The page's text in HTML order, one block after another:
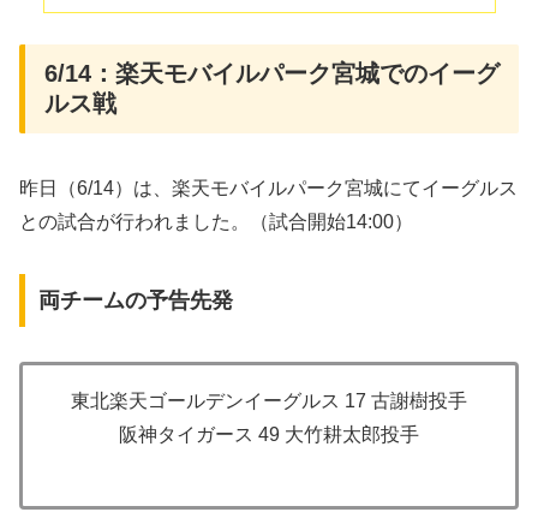
6/14：楽天モバイルパーク宮城でのイーグ
ルス戦
昨日（6/14）は、楽天モバイルパーク宮城にてイーグルス
との試合が行われました。（試合開始14:00）
両チームの予告先発
東北楽天ゴールデンイーグルス 17 古謝樹投手
阪神タイガース 49 大竹耕太郎投手